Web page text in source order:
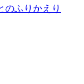
のふりかえり